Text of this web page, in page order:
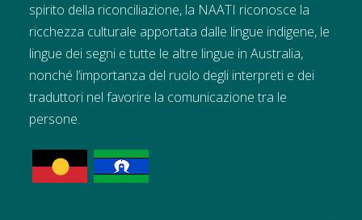
spirito della riconciliazione, la NAATI riconosce la
ricchezza culturale apportata dalle lingue indigene, le
lingue dei segni e tutte le altre lingue in Australia,
nonché l’importanza del ruolo degli interpreti e dei
traduttori nel favorire la comunicazione tra le
persone.